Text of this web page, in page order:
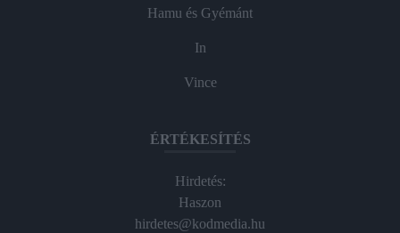
Hamu és Gyémánt
In
Vince
ÉRTÉKESÍTÉS
Hirdetés:
Haszon
hirdetes@kodmedia.hu